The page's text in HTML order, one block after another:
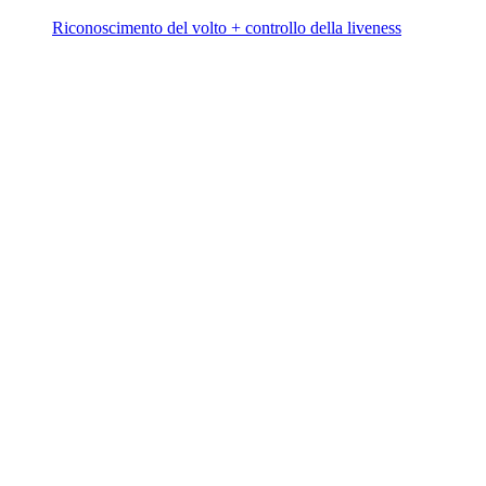
Riconoscimento del volto + controllo della liveness